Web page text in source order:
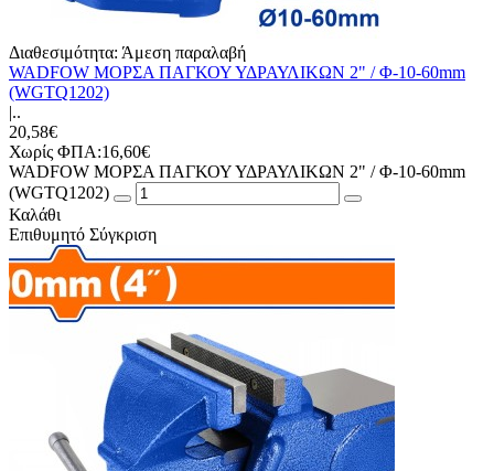
Διαθεσιμότητα: Άμεση παραλαβή
WADFOW ΜΟΡΣΑ ΠΑΓΚΟΥ ΥΔΡΑΥΛΙΚΩΝ 2" / Φ-10-60mm
(WGTQ1202)
|..
20,58€
Χωρίς ΦΠΑ:16,60€
WADFOW ΜΟΡΣΑ ΠΑΓΚΟΥ ΥΔΡΑΥΛΙΚΩΝ 2" / Φ-10-60mm
(WGTQ1202)
Καλάθι
Επιθυμητό Σύγκριση